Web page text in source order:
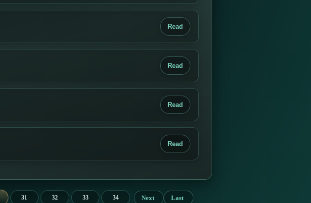
Read
Read
Read
Read
31 32 33 34 Next Last